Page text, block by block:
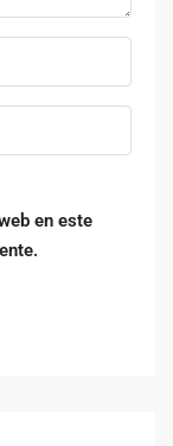
en este